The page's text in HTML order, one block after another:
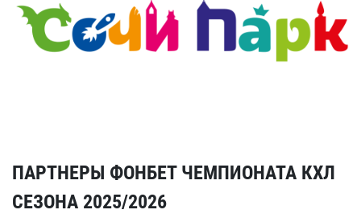
ПАРТНЕРЫ ФОНБЕТ ЧЕМПИОНАТА КХЛ
СЕЗОНА 2025/2026